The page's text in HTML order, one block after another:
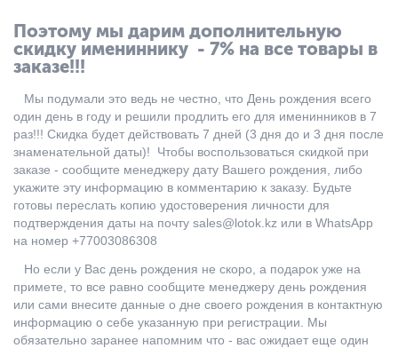
Поэтому мы дарим дополнительную
скидку имениннику - 7% на все товары в
заказе!!!
Мы подумали это ведь не честно, что День рождения всего
один день в году и решили продлить его для именинников в 7
раз!!! Скидка будет действовать 7 дней (3 дня до и 3 дня после
знаменательной даты)! Чтобы воспользоваться скидкой при
заказе - сообщите менеджеру дату Вашего рождения, либо
укажите эту информацию в комментарию к заказу. Будьте
готовы переслать копию удостоверения личности для
подтверждения даты на почту sales@lotok.kz или в WhatsApp
на номер +77003086308
Но если у Вас день рождения не скоро, а подарок уже на
примете, то все равно сообщите менеджеру день рождения
или сами внесите данные о дне своего рождения в контактную
информацию о себе указанную при регистрации. Мы
обязательно заранее напомним что - вас ожидает еще один